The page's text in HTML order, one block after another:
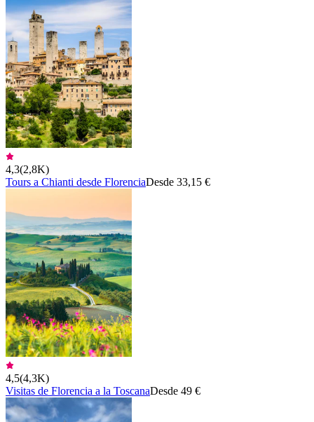
4,3(2,8K)
Tours a Chianti desde FlorenciaDesde 33,15 €
4,5(4,3K)
Visitas de Florencia a la ToscanaDesde 49 €